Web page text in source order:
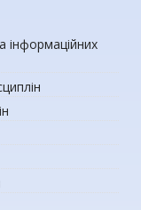
інформаційних